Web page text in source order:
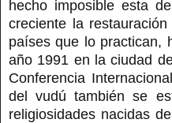
hecho imposible esta
creciente la
países que lo practican,
año 1991 en la ciudad
Conferencia
del vudú también se
religiosidades nacidas